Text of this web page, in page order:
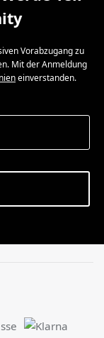
Vorabzugang zu
Mit der Anmeldung
einverstanden.